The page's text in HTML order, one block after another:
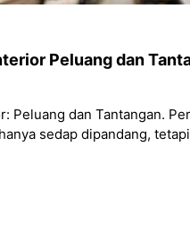
Peluang dan
Peluang dan Tantangan.
sedap dipandang,